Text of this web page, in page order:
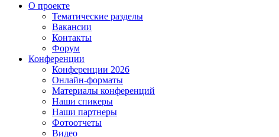
О проекте
Тематические разделы
Вакансии
Контакты
Форум
Конференции
Конференции 2026
Онлайн-форматы
Материалы конференций
Наши спикеры
Наши партнеры
Фотоотчеты
Видео